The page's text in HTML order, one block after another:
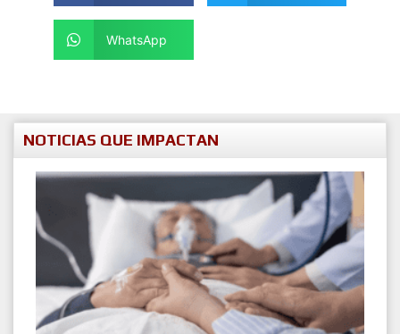
WhatsApp
NOTICIAS QUE IMPACTAN